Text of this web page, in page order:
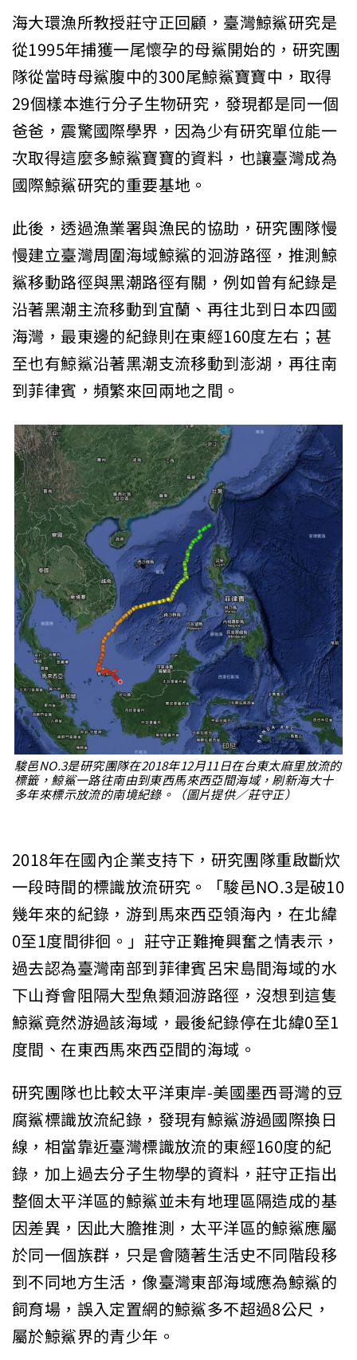
海大環漁所教授莊守正回顧，臺灣鯨鯊研究是
從1995年捕獲一尾懷孕的母鯊開始的，研究團
隊從當時母鯊腹中的300尾鯨鯊寶寶中，取得
29個樣本進行分子生物研究，發現都是同一個
爸爸，震驚國際學界，因為少有研究單位能一
次取得這麼多鯨鯊寶寶的資料，也讓臺灣成為
國際鯨鯊研究的重要基地。
此後，透過漁業署與漁民的協助，研究團隊慢
慢建立臺灣周圍海域鯨鯊的洄游路徑，推測鯨
鯊移動路徑與黑潮路徑有關，例如曾有紀錄是
沿著黑潮主流移動到宜蘭、再往北到日本四國
海灣，最東邊的紀錄則在東經160度左右；甚
至也有鯨鯊沿著黑潮支流移動到澎湖，再往南
到菲律賓，頻繁來回兩地之間。
駿邑NO.3是研究團隊在2018年12月11日在台東太麻里放流的
標籤，鯨鯊一路往南由到東西馬來西亞間海域，刷新海大十
多年來標示放流的南境紀錄。（圖片提供／莊守正）
2018年在國內企業支持下，研究團隊重啟斷炊
一段時間的標識放流研究。「駿邑NO.3是破10
幾年來的紀錄，游到馬來西亞領海內，在北緯
0至1度間徘徊。」莊守正難掩興奮之情表示，
過去認為臺灣南部到菲律賓呂宋島間海域的水
下山脊會阻隔大型魚類洄游路徑，沒想到這隻
鯨鯊竟然游過該海域，最後紀錄停在北緯0至1
度間、在東西馬來西亞間的海域。
研究團隊也比較太平洋東岸-美國墨西哥灣的豆
腐鯊標識放流紀錄，發現有鯨鯊游過國際換日
線，相當靠近臺灣標識放流的東經160度的紀
錄，加上過去分子生物學的資料，莊守正指出
整個太平洋區的鯨鯊並未有地理區隔造成的基
因差異，因此大膽推測，太平洋區的鯨鯊應屬
於同一個族群，只是會隨著生活史不同階段移
到不同地方生活，像臺灣東部海域應為鯨鯊的
飼育場，誤入定置網的鯨鯊多不超過8公尺，
屬於鯨鯊界的青少年。